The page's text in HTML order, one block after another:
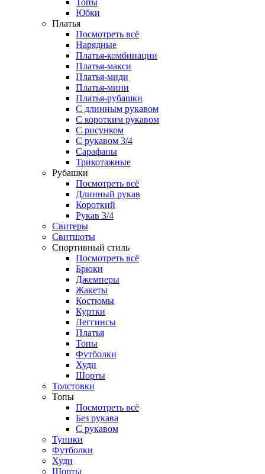
Юбки
Платья
Посмотреть всё
Нарядные
Платья-комбинации
Платья-макси
Платья-миди
Платья-мини
Платья-рубашки
С длинным рукавом
С коротким рукавом
С рисунком
С рукавом 3/4
Сарафаны
Трикотажные
Рубашки
Посмотреть всё
Длинный рукав
Короткий
Рукав 3/4
Свитеры
Свитшоты
Спортивный стиль
Посмотреть всё
Брюки
Джемперы
Жакеты
Костюмы
Куртки
Леггинсы
Платья
Топы
Футболки
Худи
Шорты
Толстовки
Топы
Посмотреть всё
Без рукава
С рукавом
Туники
Футболки
Худи
Шорты